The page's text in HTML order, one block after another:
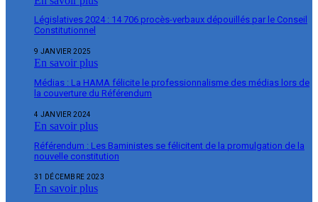
Législatives 2024 : 14 706 procès-verbaux dépouillés par le Conseil
Constitutionnel
9 JANVIER 2025
En savoir plus
Médias : La HAMA félicite le professionnalisme des médias lors de
la couverture du Référendum
4 JANVIER 2024
En savoir plus
Référendum : Les Baministes se félicitent de la promulgation de la
nouvelle constitution
31 DÉCEMBRE 2023
En savoir plus